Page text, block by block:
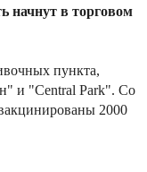
начнут в торговом
пункта,
и "Central Park". Со
2000